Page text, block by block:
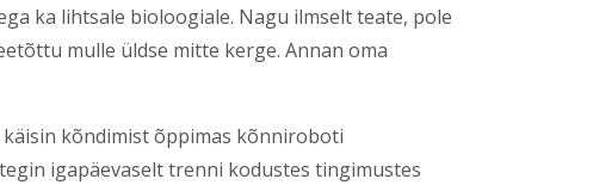
ka lihtsale bioloogiale. Nagu ilmselt teate, pole
mulle üldse mitte kerge. Annan oma
käisin kõndimist õppimas kõnniroboti
igapäevaselt trenni kodustes tingimustes